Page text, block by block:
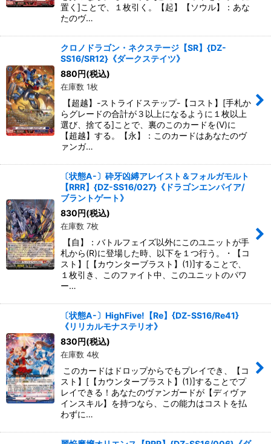
置く]ことで、１枚引く。【起】【ソウル】：あな
たのヴ…
クロノドラゴン・ネクステージ【SR】{DZ-
SS16/SR12}《ダークステイツ》
880円(税込)
在庫数 1枚
【超越】-ストライドステップ-【コスト】[手札か
らグレードの合計が３以上になるように１枚以上
選び、捨てる]ことで、裏のこのカードを(V)に
【超越】する。【永】：このカードはあなたのヴ
ァンガ…
〔状態A-〕砕牙凶縛アレイスト＆フォルガモルト
【RRR】{DZ-SS16/027}《ドラゴンエンパイア/
ブラントゲート》
830円(税込)
在庫数 7枚
【自】：バトルフェイズ以外にこのユニットが手
札から(R)に登場した時、以下を１つ行う。・【コ
スト】[【カウンターブラスト】(1)]することで、
１枚引き、このファイト中、このユニットのパワ
ー…
〔状態A-〕HighFive!【Re】{DZ-SS16/Re41}
《リリカルモナステリオ》
830円(税込)
在庫数 4枚
このカードはドロップからでもプレイでき、【コ
スト】[【カウンターブラスト】(1)]することでプ
レイできる！あなたのヴァンガードが【ディヴァ
インスキル】を持つなら、この能力はコストを払
わずに…